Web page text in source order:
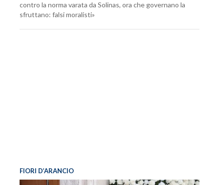
contro la norma varata da Solinas, ora che governano la
sfruttano: falsi moralisti»
FIORI D’ARANCIO